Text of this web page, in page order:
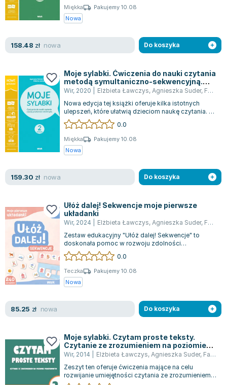
Maddie Ziegler
Leszek Czarnecki
Maria Seweryn
Anna Prus (oprac.)
Nela Mała Reporterka
Agnieszka Maciąg
Barbara Wrzesińska
Terry Pratchett
Virginia Woolf
Ajahn Brahm
Jacek Walkiewicz
Miękka
Pakujemy 10.08
Nowa
158.48 zł nowa Do koszyka
Moje sylabki. Ćwiczenia do nauki czytania
metodą symultaniczno-sekwencyjną.
Zestaw 2
Wir, 2020 Elżbieta Ławczys, Agnieszka Suder, Fabisiak-Majcher Agnieszka
Nowa edycja tej książki oferuje kilka istotnych
ulepszeń, które ułatwią dzieciom naukę czytania. W
tym wydaniu zastosowano większą...
0.0
Miękka
Pakujemy 10.08
Nowa
159.30 zł nowa Do koszyka
Ułóż dalej! Sekwencje moje pierwsze
układanki
Wir, 2024 Elżbieta Ławczys, Agnieszka Suder, Fabisiak-Majcher Agnieszka
Zestaw edukacyjny "Ułóż dalej! Sekwencje" to
doskonała pomoc w rozwoju zdolności
językowych i umiejętności poznawczych Twojego
dzi...
0.0
Teczka
Pakujemy 10.08
Nowa
85.25 zł nowa Do koszyka
Moje sylabki. Czytam proste teksty.
Czytanie ze zrozumieniem na poziomie
podstawowym. Część 2
Wir, 2014 Elżbieta Ławczys, Agnieszka Suder, Fabisiak-Majcher Agnieszka
Zeszyt ten oferuje ćwiczenia mające na celu
rozwijanie umiejętności czytania ze zrozumieniem
na poziomie podstawowym. Zawarte w ni...